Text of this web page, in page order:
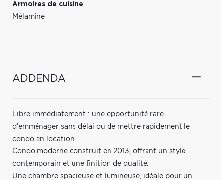
Armoires de cuisine
Mélamine
ADDENDA
Libre immédiatement : une opportunité rare
d'emménager sans délai ou de mettre rapidement le
condo en location.
Condo moderne construit en 2013, offrant un style
contemporain et une finition de qualité.
Une chambre spacieuse et lumineuse, idéale pour un